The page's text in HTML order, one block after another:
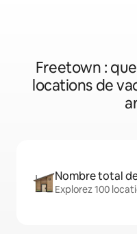
Freetown :
locations de
Nombre total
Explorez 100